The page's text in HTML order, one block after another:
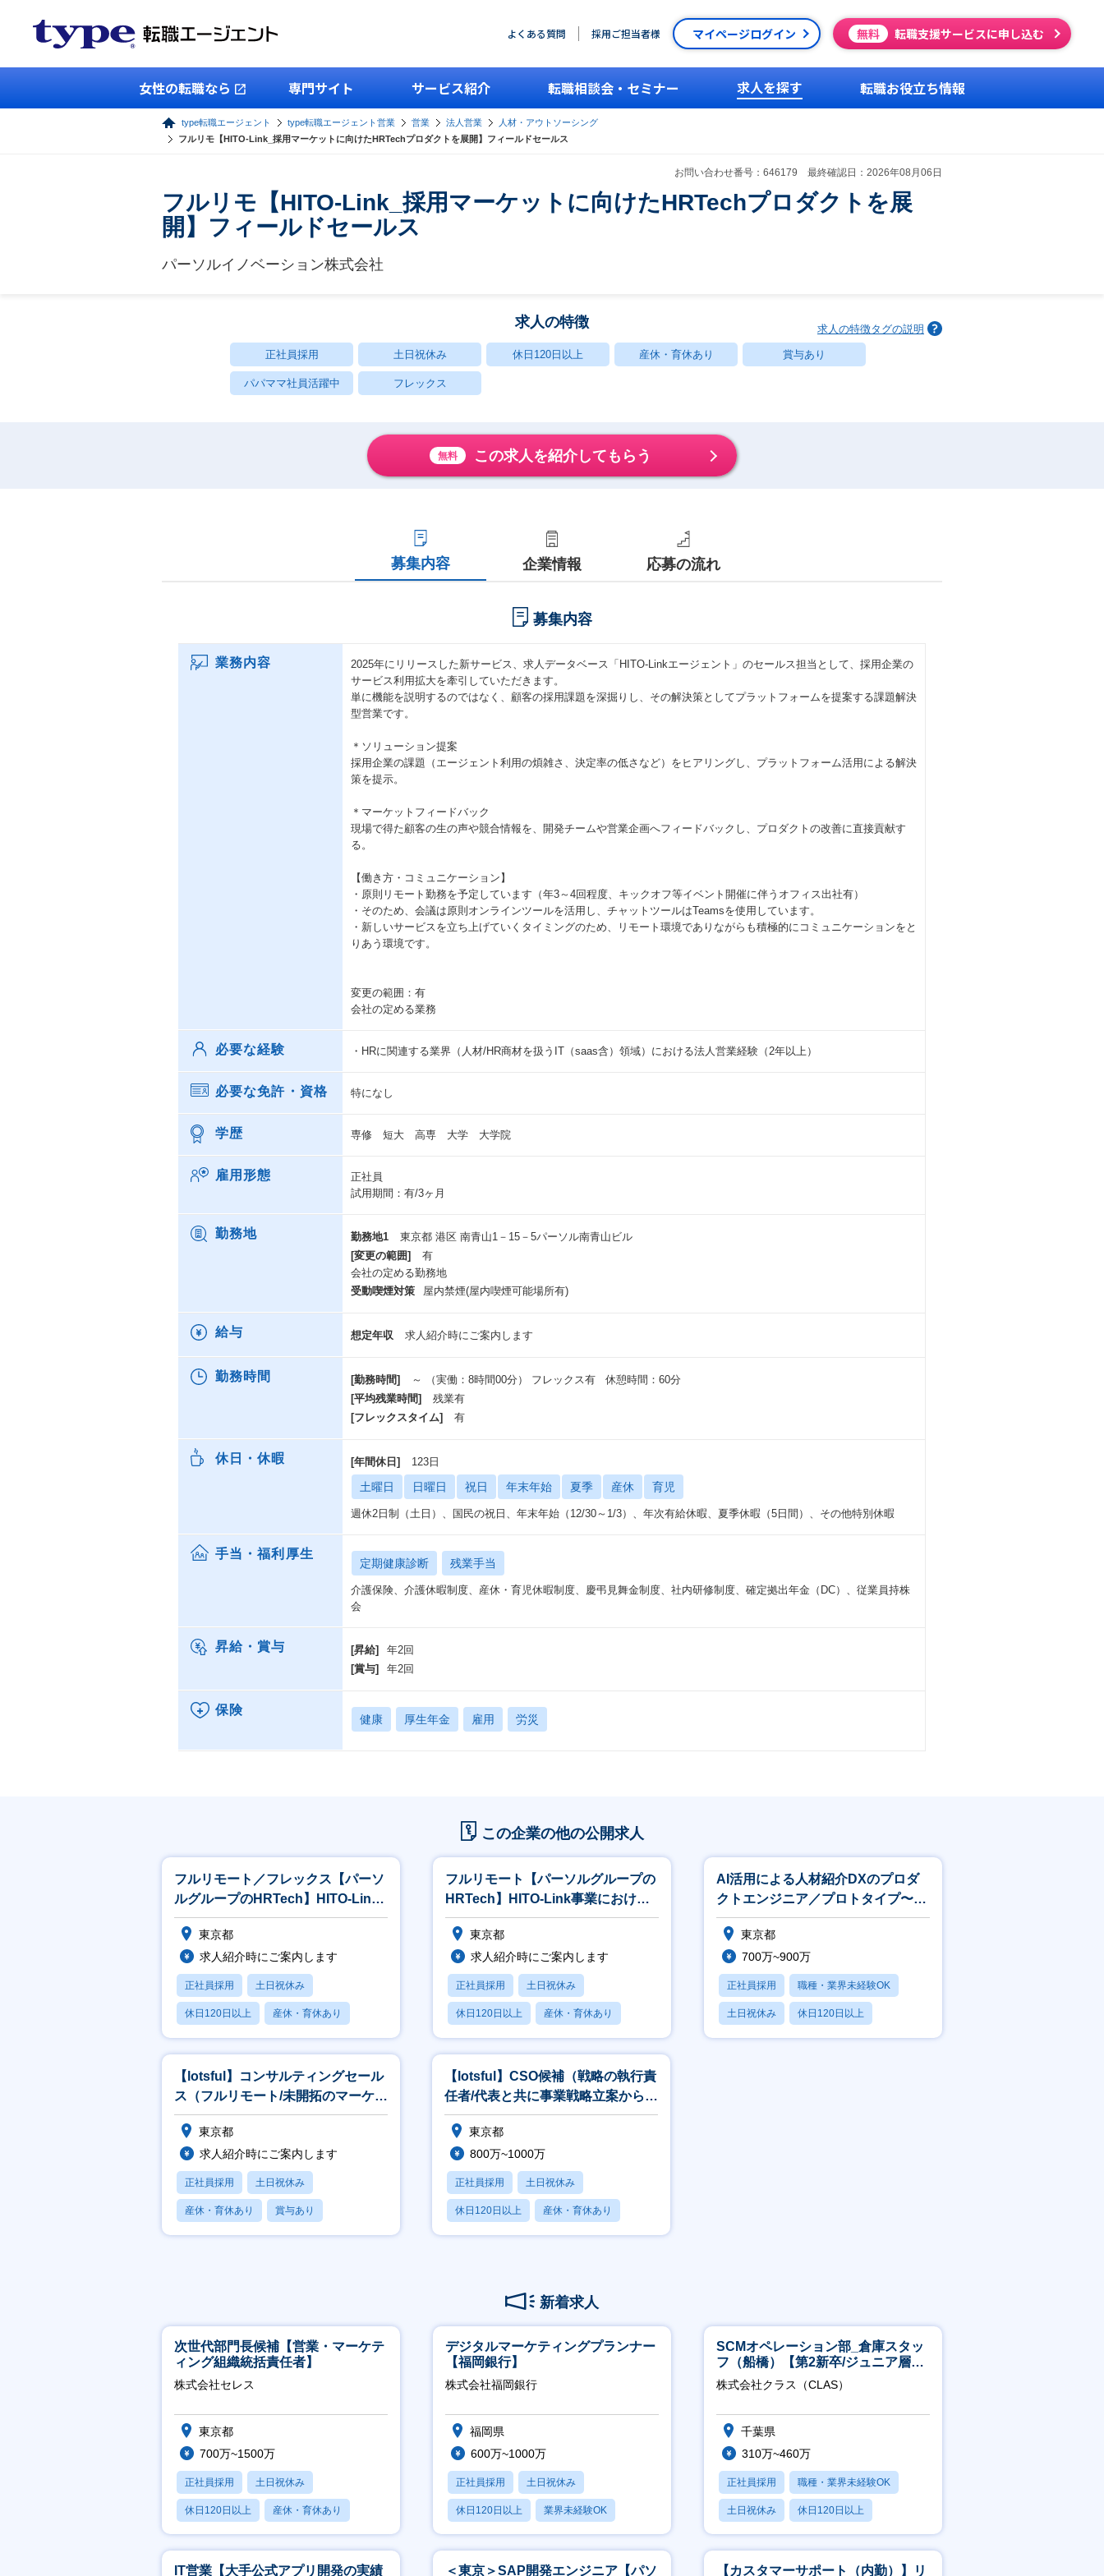
よくある質問 採用ご担当者様 マイページログイン 無料 転職支援サービスに申し込む
女性の転職なら 専門サイト サービス紹介 転職相談会・セミナー 求人を探す 転職お役立ち情報
type転職エージェント type転職エージェント営業 営業 法人営業
人材・アウトソーシング
フルリモ【HITO-Link_採用マーケットに向けたHRTechプロダクトを展開】フィールドセールス
お問い合わせ番号：646179 最終確認日：2026年08月06日
フルリモ【HITO-Link_採用マーケットに向けたHRTechプロダクトを展
開】フィールドセールス
パーソルイノベーション株式会社
求人の特徴 求人の特徴タグの説明
正社員採用 土日祝休み 休日120日以上 産休・育休あり 賞与あり
パパママ社員活躍中 フレックス
無料 この求人を紹介してもらう
募集内容 企業情報 応募の流れ
募集内容
業務内容
2025年にリリースした新サービス、求人データベース「HITO-Linkエージェント」のセールス担当として、採用企業の
サービス利用拡大を牽引していただきます。
単に機能を説明するのではなく、顧客の採用課題を深掘りし、その解決策としてプラットフォームを提案する課題解決
型営業です。
＊ソリューション提案
採用企業の課題（エージェント利用の煩雑さ、決定率の低さなど）をヒアリングし、プラットフォーム活用による解決
策を提示。
＊マーケットフィードバック
現場で得た顧客の生の声や競合情報を、開発チームや営業企画へフィードバックし、プロダクトの改善に直接貢献す
る。
【働き方・コミュニケーション】
・原則リモート勤務を予定しています（年3～4回程度、キックオフ等イベント開催に伴うオフィス出社有）
・そのため、会議は原則オンラインツールを活用し、チャットツールはTeamsを使用しています。
・新しいサービスを立ち上げていくタイミングのため、リモート環境でありながらも積極的にコミュニケーションをと
りあう環境です。
変更の範囲：有
会社の定める業務
必要な経験 ・HRに関連する業界（人材/HR商材を扱うIT（saas含）領域）における法人営業経験（2年以上）
必要な免許・資格 特になし
学歴 専修 短大 高専 大学 大学院
雇用形態
正社員
試用期間：有/3ヶ月
勤務地 勤務地1
東京都 港区 南青山1－15－5パーソル南青山ビル
[変更の範囲]
有
会社の定める勤務地
受動喫煙対策
屋内禁煙(屋内喫煙可能場所有)
給与 想定年収 求人紹介時にご案内します
勤務時間 [勤務時間]
～ （実働：8時間00分） フレックス有 休憩時間：60分
[平均残業時間]
残業有
[フレックスタイム]
有
休日・休暇 [年間休日] 123日
土曜日 日曜日 祝日 年末年始 夏季 産休 育児
週休2日制（土日）、国民の祝日、年末年始（12/30～1/3）、年次有給休暇、夏季休暇（5日間）、その他特別休暇
手当・福利厚生
定期健康診断 残業手当
介護保険、介護休暇制度、産休・育児休暇制度、慶弔見舞金制度、社内研修制度、確定拠出年金（DC）、従業員持株
会
昇給・賞与 [昇給]
年2回
[賞与]
年2回
保険
健康 厚生年金 雇用 労災
この企業の他の公開求人
フルリモート／フレックス【パーソ
ルグループのHRTech】HITO-Link
事業における営業企画担当
東京都
求人紹介時にご案内します
正社員採用 土日祝休み
休日120日以上 産休・育休あり
賞与あり
フルリモート【パーソルグループの
HRTech】HITO-Link事業における
営業企画（リーダー候補
東京都
求人紹介時にご案内します
正社員採用 土日祝休み
休日120日以上 産休・育休あり
賞与あり
AI活用による人材紹介DXのプロダ
クトエンジニア／プロトタイプ〜基
盤構築までリードする0→1開発ポジ
東京都
700万~900万
正社員採用 職種・業界未経験OK
土日祝休み 休日120日以上
産休・育休あり
【lotsful】コンサルティングセール
ス（フルリモート/未開拓のマーケッ
ト/事業課題の解決コンサル
東京都
求人紹介時にご案内します
正社員採用 土日祝休み
産休・育休あり 賞与あり
フレックス
【lotsful】CSO候補（戦略の執行責
任者/代表と共に事業戦略立案から実
行まで）
東京都
800万~1000万
正社員採用 土日祝休み
休日120日以上 産休・育休あり
賞与あり
新着求人
次世代部門長候補【営業・マーケテ
ィング組織統括責任者】
株式会社セレス
東京都
700万~1500万
正社員採用 土日祝休み
休日120日以上 産休・育休あり
賞与あり
デジタルマーケティングプランナー
【福岡銀行】
株式会社福岡銀行
福岡県
600万~1000万
正社員採用 土日祝休み
休日120日以上 業界未経験OK
産休・育休あり
SCMオペレーション部_倉庫スタッ
フ（船橋）【第2新卒/ジュニア層歓
迎】
株式会社クラス（CLAS）
千葉県
310万~460万
正社員採用 職種・業界未経験OK
土日祝休み 休日120日以上
産休・育休あり
IT営業【大手公式アプリ開発の実績 ＜東京＞SAP開発エンジニア【パソ 【カスタマーサポート（内勤）】リ